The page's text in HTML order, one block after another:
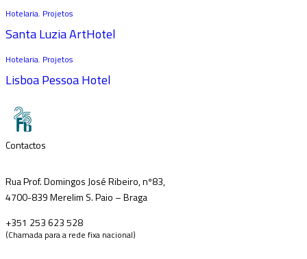
Hotelaria, Projetos
Santa Luzia ArtHotel
Hotelaria, Projetos
Lisboa Pessoa Hotel
Contactos
Rua Prof. Domingos José Ribeiro, nº83,
4700-839 Merelim S. Paio – Braga
+351 253 623 528
(Chamada para a rede fixa nacional)